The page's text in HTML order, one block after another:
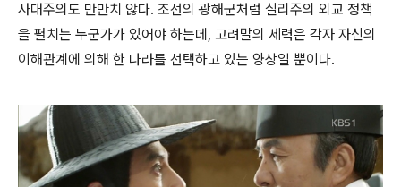
사대주의도 만만치 않다. 조선의 광해군처럼 실리주의 외교 정책
을 펼치는 누군가가 있어야 하는데, 고려말의 세력은 각자 자신의
이해관계에 의해 한 나라를 선택하고 있는 양상일 뿐이다.